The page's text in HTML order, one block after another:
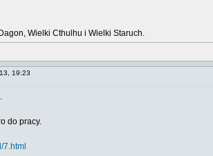
Wielki Cthulhu i Wielki Staruch.
19:23
do pracy.
7.html